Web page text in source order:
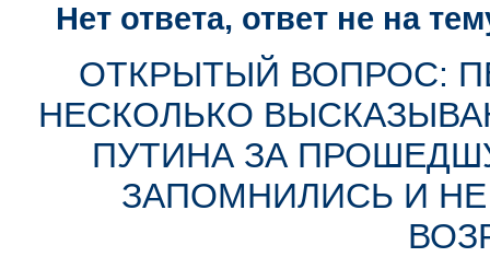
Нет ответа, ответ не на
ОТКРЫТЫЙ ВОПРОС:
НЕСКОЛЬКО
ПУТИНА ЗА
ЗАПОМНИЛИСЬ И